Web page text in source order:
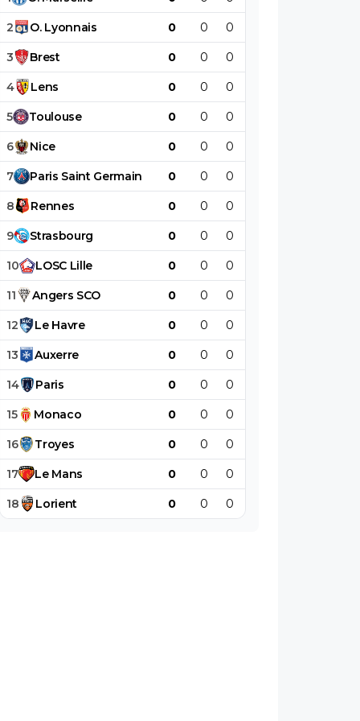
2 O. Lyonnais 0 0 0
3 Brest 0 0 0
4 Lens 0 0 0
5 Toulouse 0 0 0
6 Nice 0 0 0
7 Paris Saint Germain 0 0 0
8 Rennes 0 0 0
9 Strasbourg 0 0 0
10 LOSC Lille 0 0 0
11 Angers SCO 0 0 0
12 Le Havre 0 0 0
13 Auxerre 0 0 0
14 Paris 0 0 0
15 Monaco 0 0 0
16 Troyes 0 0 0
17 Le Mans 0 0 0
18 Lorient 0 0 0